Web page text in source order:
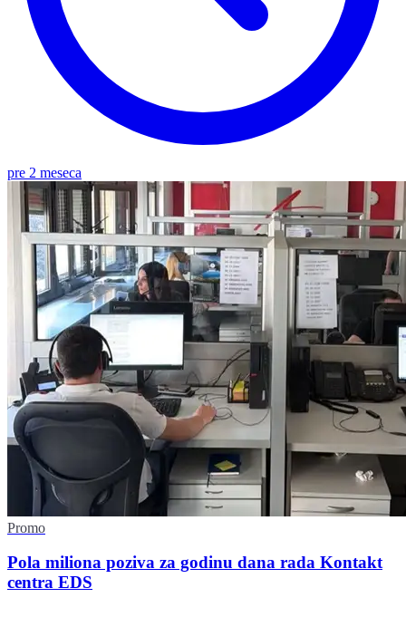
pre 2 meseca
Promo
Pola miliona poziva za godinu dana rada Kontakt
centra EDS